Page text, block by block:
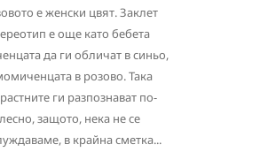
е женски цвят. Заклет
е още като бебета
да ги обличат в синьо,
в розово. Така
ги разпознават по-
лесно, защото, нека не се
в крайна сметка...